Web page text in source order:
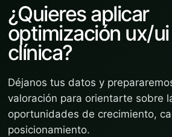
¿Quieres aplicar
optimización ux/
clínica?
Déjanos tus datos y
valoración para orientarte sobre
oportunidades de crecimiento,
posicionamiento.